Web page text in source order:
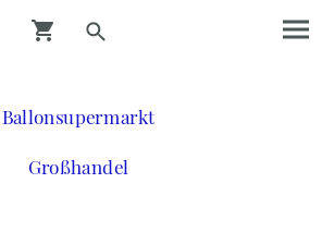
Ballonsupermarkt
Großhandel